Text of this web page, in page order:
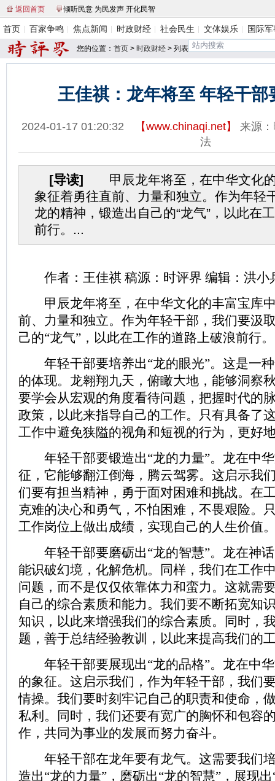
返回首页 倾听民意 为民发声 开化民智
首页 百家争鸣 焦点新闻 时政财经 社会民生 文体娱乐 国际
您的位置： 首页 > 时政财经 > 列表
王佳祺：龙年将至 年轻干部
2024-01-17 01:20:32 【www.chinaqi.net】 来源：
法
[导读] 甲辰龙年将至，在中华文化
象征着勇往直前、力量和独立。作为年轻
龙的精神，锻造出自己的“龙气”，以此在
前行。...
作者：王佳祺 稿源：时评界 编辑：洪小
甲辰龙年将至，在中华文化的丰富宝库
前、力量和独立。作为年轻干部，我们要汲
己的“龙气”，以此在工作的道路上破浪前行。
年轻干部要培养出“龙的眼光”。这是一种
的体现。龙翱翔九天，俯瞰大地，能够洞察
要学会从宏观的角度看待问题，把握时代的
政策，以此来指导自己的工作。只有具备了
工作中避免狭隘的视角和短视的行为，更好
年轻干部要锻造出“龙的力量”。龙在中华
征，它能够翻江倒海，腾云驾雾。这启示我
们要有担当精神，勇于面对困难和挑战。在
克难的决心和勇气，不怕困难，不畏艰险。
工作岗位上做出成绩，实现自己的人生价值
年轻干部要磨砺出“龙的智慧”。龙在神话
能识破幻境，化解危机。同样，我们在工作
问题，而不是仅仅依靠体力和蛮力。这就需
自己的综合素质和能力。我们要不断拓宽知
知识，以此来增强我们的综合素质。同时，
题，善于总结经验教训，以此来提高我们的
年轻干部要展现出“龙的品格”。龙在中华
的象征。这启示我们，作为年轻干部，我们
情操。我们要时刻牢记自己的职责和使命，
私利。同时，我们还要有宽广的胸怀和包容
作，共同为事业的发展而努力奋斗。
年轻干部在龙年要有龙气。这需要我们培
造出“龙的力量”，磨砺出“龙的智慧”，展现